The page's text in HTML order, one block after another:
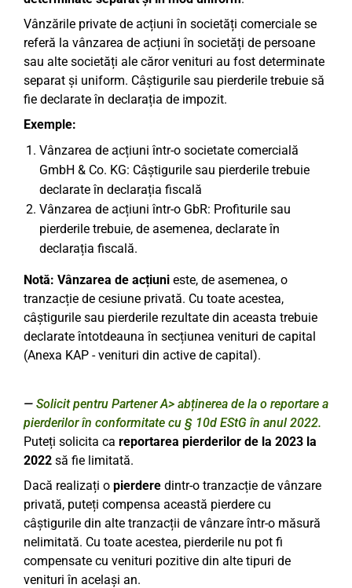
Vânzările private de acțiuni în societăți comerciale se
referă la vânzarea de acțiuni în societăți de persoane
sau alte societăți ale căror venituri au fost determinate
separat și uniform. Câștigurile sau pierderile trebuie să
fie declarate în declarația de impozit.
Exemple:
Vânzarea de acțiuni într-o societate comercială
GmbH & Co. KG: Câștigurile sau pierderile trebuie
declarate în declarația fiscală
Vânzarea de acțiuni într-o GbR: Profiturile sau
pierderile trebuie, de asemenea, declarate în
declarația fiscală.
Notă: Vânzarea de acțiuni este, de asemenea, o
tranzacție de cesiune privată. Cu toate acestea,
câștigurile sau pierderile rezultate din aceasta trebuie
declarate întotdeauna în secțiunea venituri de capital
(Anexa KAP - venituri din active de capital).
Solicit pentru Partener A> abținerea de la o reportare a
pierderilor în conformitate cu § 10d EStG în anul 2022.
Puteți solicita ca reportarea pierderilor de la 2023 la
2022 să fie limitată.
Dacă realizați o pierdere dintr-o tranzacție de vânzare
privată, puteți compensa această pierdere cu
câștigurile din alte tranzacții de vânzare într-o măsură
nelimitată. Cu toate acestea, pierderile nu pot fi
compensate cu venituri pozitive din alte tipuri de
venituri în același an.